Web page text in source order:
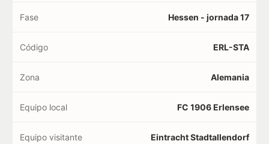
Fase Hessen - jornada 17
Código ERL-STA
Zona Alemania
Equipo local FC 1906 Erlensee
Equipo visitante Eintracht Stadtallendorf